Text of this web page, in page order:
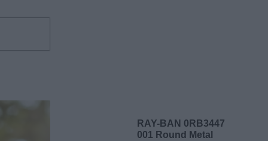
RAY-BAN 0RB3447
001 Round Metal